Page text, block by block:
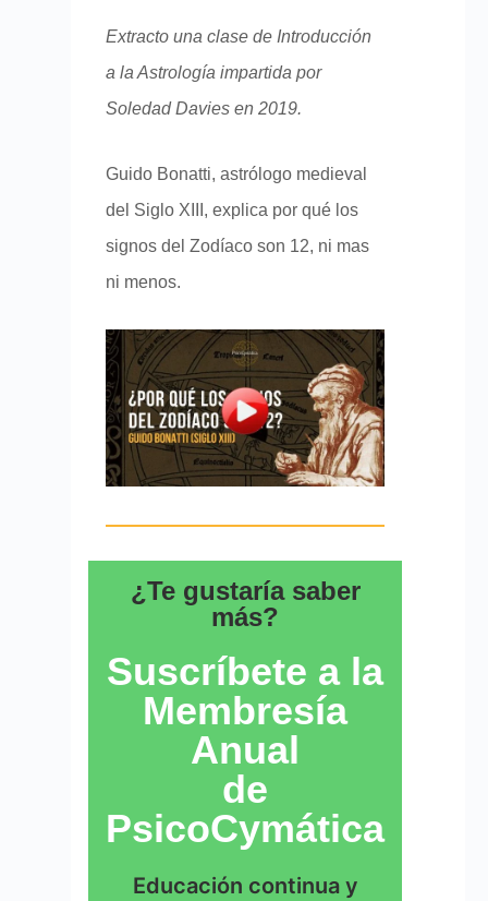
Extracto una clase de Introducción
a la Astrología impartida por
Soledad Davies en 2019.
Guido Bonatti, astrólogo medieval
del Siglo XIII, explica por qué los
signos del Zodíaco son 12, ni mas
ni menos.
¿Te gustaría saber
más?
Suscríbete a la
Membresía
Anual
de
PsicoCymática
Educación continua y